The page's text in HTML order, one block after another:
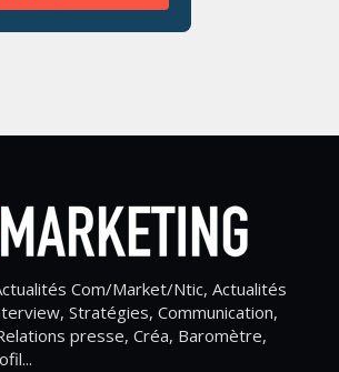
Com/Market/Ntic, Actualités
Stratégies, Communication,
presse, Créa, Baromètre,